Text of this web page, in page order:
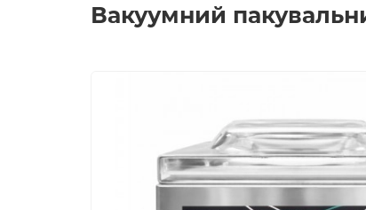
Вакуумний